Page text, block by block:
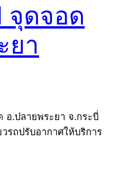
จุดจอด
ยา
อ.ปลายพระยา จ.กระบี่
รถปรับอากาศให้บริการ